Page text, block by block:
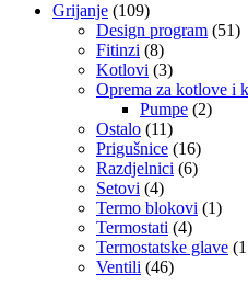
Grijanje (109)
Design program (51)
Fitinzi (8)
Kotlovi (3)
Oprema za kotlove i
Pumpe (2)
Ostalo (11)
Prigušnice (16)
Razdjelnici (6)
Setovi (4)
Termo blokovi (1)
Termostati (4)
Termostatske glave
Ventili (46)